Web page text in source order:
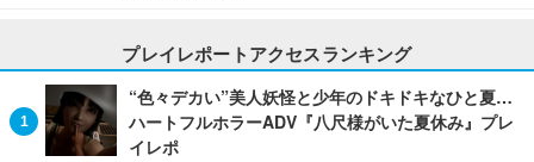
プレイレポートアクセスランキング
“色々デカい”美人妖怪と少年のドキドキなひと夏…
ハートフルホラーADV『八尺様がいた夏休み』プレ
イレポ